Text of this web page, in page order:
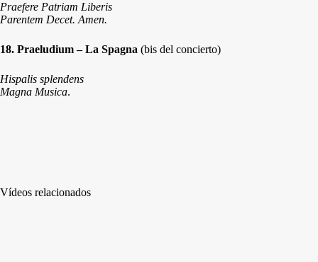
Praefere Patriam Liberis
Parentem Decet. Amen.
18. Praeludium – La Spagna (bis del concierto)
Hispalis splendens
Magna Musica.
Vídeos relacionados